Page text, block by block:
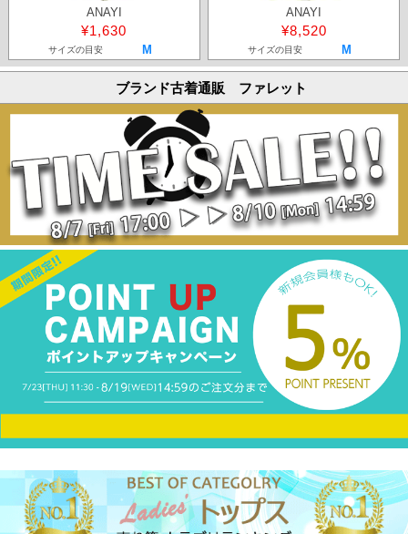
ANAYI
¥1,630
サイズの目安 M
ANAYI
¥8,520
サイズの目安 M
ブランド古着通販 ファレット